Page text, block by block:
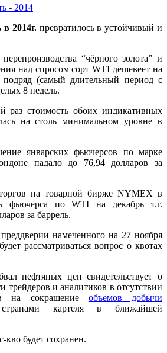
2014г.превратилось в устойчивый и
“чёрного золота” и
над спросом сорт WTI дешевеет на
(самый длительный период с
8 недель.
раз стоимость обоих индикативных
на столь минимальном уровне в
январских фьючерсов по марке
падало до 76,94 долларов за
на товарной бирже NYMEX в
фьючерса по WTI на декабрь т.г.
за баррель.
намеченного на 27 ноября
рассматриваться вопрос о квотах
нефтяных цен свидетельствует о
трейдеров и аналитиков в отсутствии
на сокращение объемов добычи
картеля в ближайшей
кво будет сохранен.